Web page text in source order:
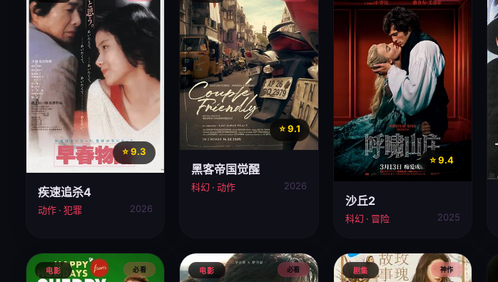
⭐ 9.3
疾速追杀4
动作 · 犯罪 2026
⭐ 9.1
黑客帝国觉醒
科幻 · 动作 2026
⭐ 9.4
沙丘2
科幻 · 冒险 2025
电影 必看 电影 必看 剧集 神作